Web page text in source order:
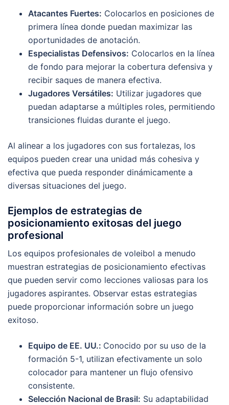
Atacantes Fuertes: Colocarlos en posiciones de
primera línea donde puedan maximizar las
oportunidades de anotación.
Especialistas Defensivos: Colocarlos en la línea
de fondo para mejorar la cobertura defensiva y
recibir saques de manera efectiva.
Jugadores Versátiles: Utilizar jugadores que
puedan adaptarse a múltiples roles, permitiendo
transiciones fluidas durante el juego.
Al alinear a los jugadores con sus fortalezas, los
equipos pueden crear una unidad más cohesiva y
efectiva que pueda responder dinámicamente a
diversas situaciones del juego.
Ejemplos de estrategias de
posicionamiento exitosas del juego
profesional
Los equipos profesionales de voleibol a menudo
muestran estrategias de posicionamiento efectivas
que pueden servir como lecciones valiosas para los
jugadores aspirantes. Observar estas estrategias
puede proporcionar información sobre un juego
exitoso.
Equipo de EE. UU.: Conocido por su uso de la
formación 5-1, utilizan efectivamente un solo
colocador para mantener un flujo ofensivo
consistente.
Selección Nacional de Brasil: Su adaptabilidad